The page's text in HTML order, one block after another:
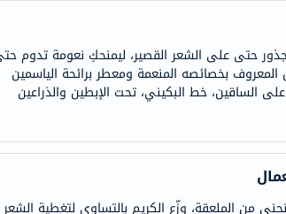
حتى على الشعر القصير، ليمنحكِ نعومة تدوم
بخصائصه المنعمة ومعطر برائحة الياسمين
الساقين، خط البكيني، تحت الإبطين والذراعين